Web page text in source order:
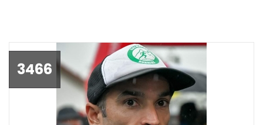
3466